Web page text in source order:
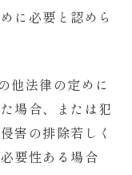
に必要と認めら
他法律の定めに
場合、または犯
害の排除若しく
要性ある場合